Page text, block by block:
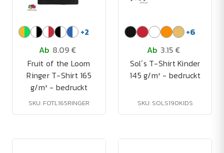
+2
Ab 8.09 €
Fruit of the Loom
Ringer T-Shirt 165
g/m² - bedruckt
SKU: FOTL165RINGER
+6
Ab 3.15 €
Sol´s T-Shirt Kinder
145 g/m² - bedruckt
SKU: SOLS190KIDS